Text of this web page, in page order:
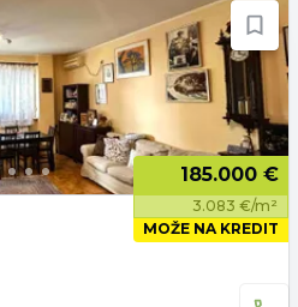
185.000 €
3.083 €/m²
MOŽE NA KREDIT